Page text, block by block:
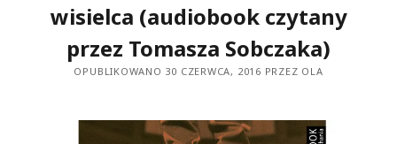
wisielca (audiobook czytany
przez Tomasza Sobczaka)
OPUBLIKOWANO 30 CZERWCA, 2016 PRZEZ OLA